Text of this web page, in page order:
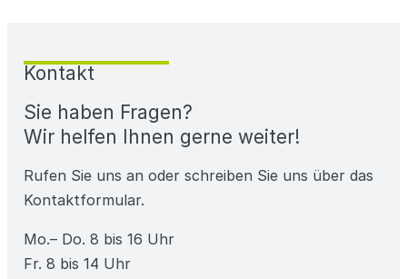
Kontakt
Sie haben Fragen?
Wir helfen Ihnen gerne weiter!
Rufen Sie uns an oder schreiben Sie uns über das
Kontaktformular.
Mo.– Do. 8 bis 16 Uhr
Fr. 8 bis 14 Uhr